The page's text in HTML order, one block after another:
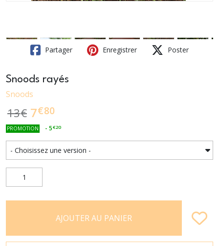
Partager Enregistrer Poster
Snoods rayés
Snoods
13€ 7€80
PROMOTION - 5€20
AJOUTER AU PANIER